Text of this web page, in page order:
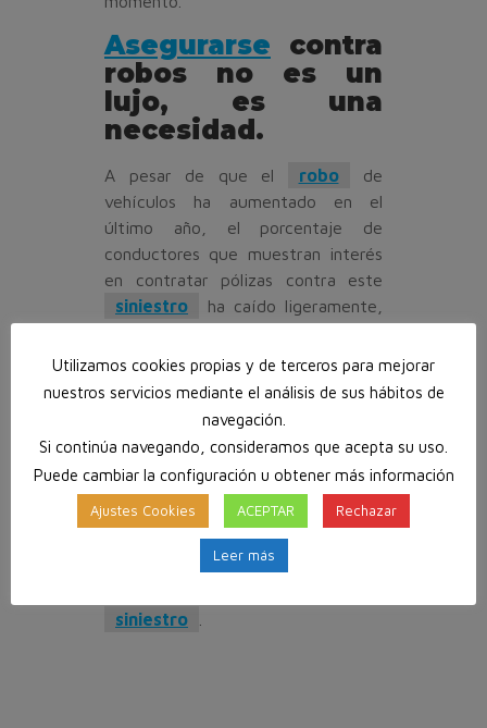
Asegurarse contra
robos no es un
lujo, es una
necesidad.
A pesar de que el robo
de
vehículos ha aumentado en el
último año, el porcentaje de
conductores que muestran interés
en contratar pólizas contra este
siniestro
ha caído ligeramente,
hace un año al 59,2%.
De150.000 vehículos al año se
roban en España, 130.000 son
turismos.
Un 15% habría subido en 2011 el
robo de autos de lujo.
El 59% de los conductores tiene
siniestro
Utilizamos cookies propias y de terceros para mejorar
nuestros servicios mediante el análisis de sus hábitos de
navegación.
Si continúa navegando, consideramos que acepta su uso.
Puede cambiar la configuración u obtener más información
Ajustes Cookies ACEPTAR Rechazar
Leer más